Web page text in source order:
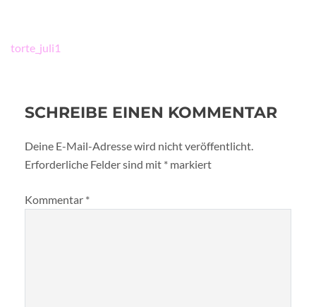
Beitragsnavigation
torte_juli1
SCHREIBE EINEN KOMMENTAR
Deine E-Mail-Adresse wird nicht veröffentlicht.
Erforderliche Felder sind mit * markiert
Kommentar *